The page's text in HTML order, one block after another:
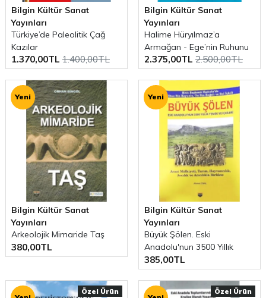
Bilgin Kültür Sanat
Yayınları
Türkiye’de Paleolitik Çağ
Kazılar
1.370,00TL 1.400,00TL
Bilgin Kültür Sanat
Yayınları
Halime Hüryılmaz’a
Armağan - Ege’nin Ruhunu
Yaşamak
2.375,00TL 2.500,00TL
Yeni
Bilgin Kültür Sanat
Yayınları
Arkeolojik Mimaride Taş
380,00TL
Yeni
Bilgin Kültür Sanat
Yayınları
Büyük Şölen. Eski
Anadolu'nun 3500 Yıllık
Yemek ve İçkileri
385,00TL
Özel Ürün Özel Ürün